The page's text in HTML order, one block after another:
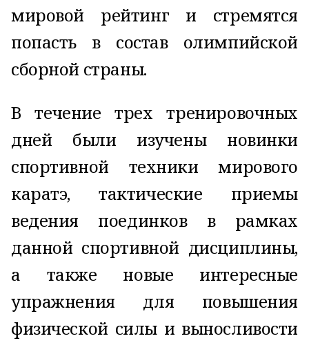
мировой рейтинг и стремятся
попасть в состав олимпийской
сборной страны.
В течение трех тренировочных
дней были изучены новинки
спортивной техники мирового
каратэ, тактические приемы
ведения поединков в рамках
данной спортивной дисциплины,
а также новые интересные
упражнения для повышения
физической силы и выносливости